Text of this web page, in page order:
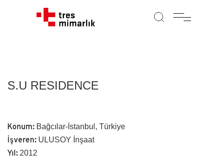
S.U RESIDENCE
Konum: Bağcılar-İstanbul, Türkiye
İşveren: ULUSOY İnşaat
Yıl: 2012